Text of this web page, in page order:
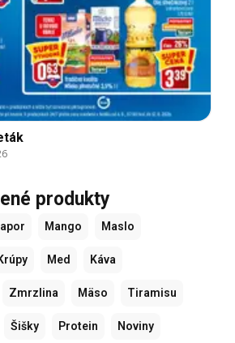
produkty
Mango Maslo
Med Káva
Zmrzlina Mäso Tiramisu
Šišky Protein Noviny